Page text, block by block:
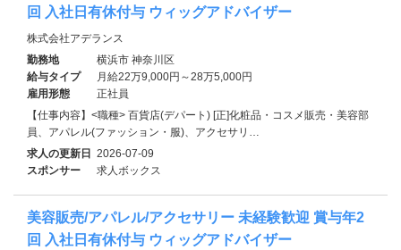
回 入社日有休付与 ウィッグアドバイザー
株式会社アデランス
勤務地
横浜市 神奈川区
給与タイプ
月給22万9,000円～28万5,000円
雇用形態
正社員
【仕事内容】<職種> 百貨店(デパート) [正]化粧品・コスメ販売・美容部
員、アパレル(ファッション・服)、アクセサリ…
求人の更新日 2026-07-09
スポンサー
求人ボックス
美容販売/アパレル/アクセサリー 未経験歓迎 賞与年2
回 入社日有休付与 ウィッグアドバイザー